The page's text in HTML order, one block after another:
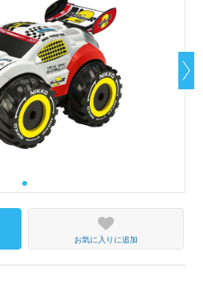
お気に入りに追加